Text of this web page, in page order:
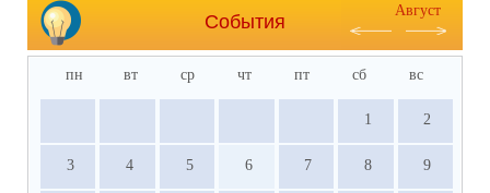
События
Август
пн вт ср чт пт сб вс
1 2
3 4 5 6 7 8 9